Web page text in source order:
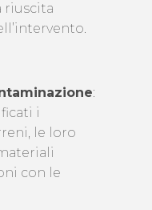
riuscita
:
i
le loro
con le